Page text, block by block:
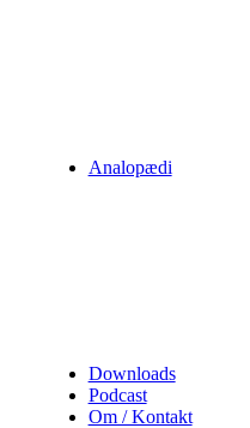
Analopædi
Downloads
Podcast
Om / Kontakt